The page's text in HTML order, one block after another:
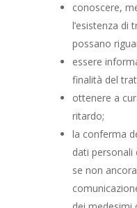
conoscere,
l’esistenza di
possano
essere
finalità del
ottenere a
ritardo;
la conferma
dati personali
se non